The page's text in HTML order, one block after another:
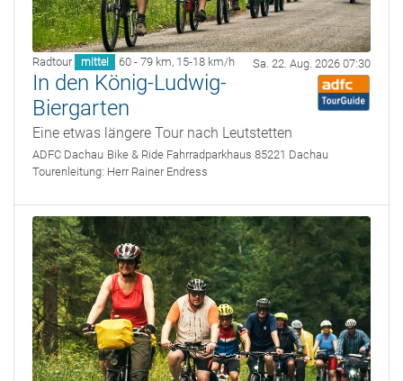
Radtour mittel 60 - 79 km, 15-18 km/h Sa. 22. Aug. 2026 07:30
In den König-Ludwig-
Biergarten
Eine etwas längere Tour nach Leutstetten
ADFC Dachau Bike & Ride Fahrradparkhaus 85221 Dachau
Tourenleitung: Herr Rainer Endress